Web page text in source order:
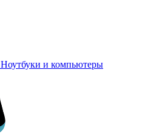
Ноутбуки и компьютеры